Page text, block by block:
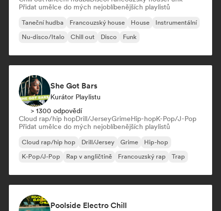
Přidat umělce do mých nejoblíbenějších playlistů
Taneční hudba Francouzský house House
Instrumentální
Nu-disco/Italo
Chill out Disco Funk
She Got Bars
Kurátor Playlistu
> 1300 odpovědí
Cloud rap/hip hopDrill/JerseyGrimeHip-hopK-Pop/J-Pop
Přidat umělce do mých nejoblíbenějších playlistů
Cloud rap/hip hop Drill/Jersey Grime
Hip-hop
K-Pop/J-Pop
Rap v angličtině Francouzský rap Trap
Poolside Electro Chill